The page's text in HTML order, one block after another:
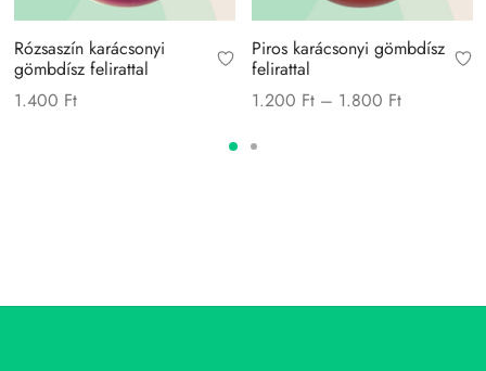
Rózsaszín karácsonyi
gömbdísz felirattal
1.400 Ft
Piros karácsonyi gömbdísz
felirattal
1.200 Ft – 1.800 FtPrice